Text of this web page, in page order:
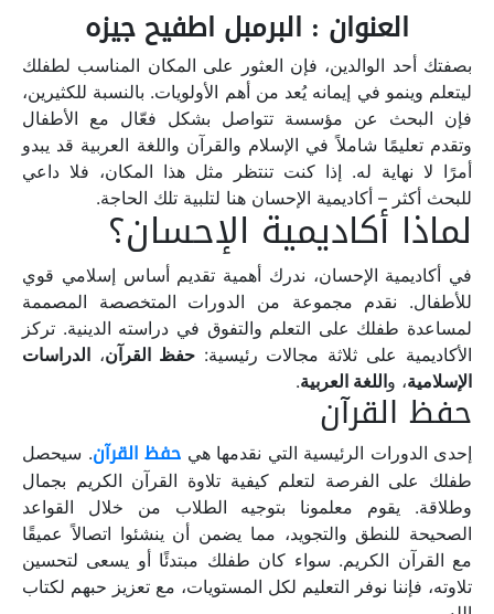
العنوان : البرمبل اطفيح جيزه
بصفتك أحد الوالدين، فإن العثور على المكان المناسب لطفلك
ليتعلم وينمو في إيمانه يُعد من أهم الأولويات. بالنسبة للكثيرين،
فإن البحث عن مؤسسة تتواصل بشكل فعّال مع الأطفال
وتقدم تعليمًا شاملاً في الإسلام والقرآن واللغة العربية قد يبدو
أمرًا لا نهاية له. إذا كنت تنتظر مثل هذا المكان، فلا داعي
للبحث أكثر – أكاديمية الإحسان هنا لتلبية تلك الحاجة.
لماذا أكاديمية الإحسان؟
في أكاديمية الإحسان، ندرك أهمية تقديم أساس إسلامي قوي
للأطفال. نقدم مجموعة من الدورات المتخصصة المصممة
لمساعدة طفلك على التعلم والتفوق في دراسته الدينية. تركز
الأكاديمية على ثلاثة مجالات رئيسية:حفظ القرآن، الدراسات
الإسلامية، واللغة العربية.
حفظ القرآن
إحدى الدورات الرئيسية التي نقدمها هي حفظ القرآن. سيحصل
طفلك على الفرصة لتعلم كيفية تلاوة القرآن الكريم بجمال
وطلاقة. يقوم معلمونا بتوجيه الطلاب من خلال القواعد
الصحيحة للنطق والتجويد، مما يضمن أن ينشئوا اتصالاً عميقًا
مع القرآن الكريم. سواء كان طفلك مبتدئًا أو يسعى لتحسين
تلاوته، فإننا نوفر التعليم لكل المستويات، مع تعزيز حبهم لكتاب